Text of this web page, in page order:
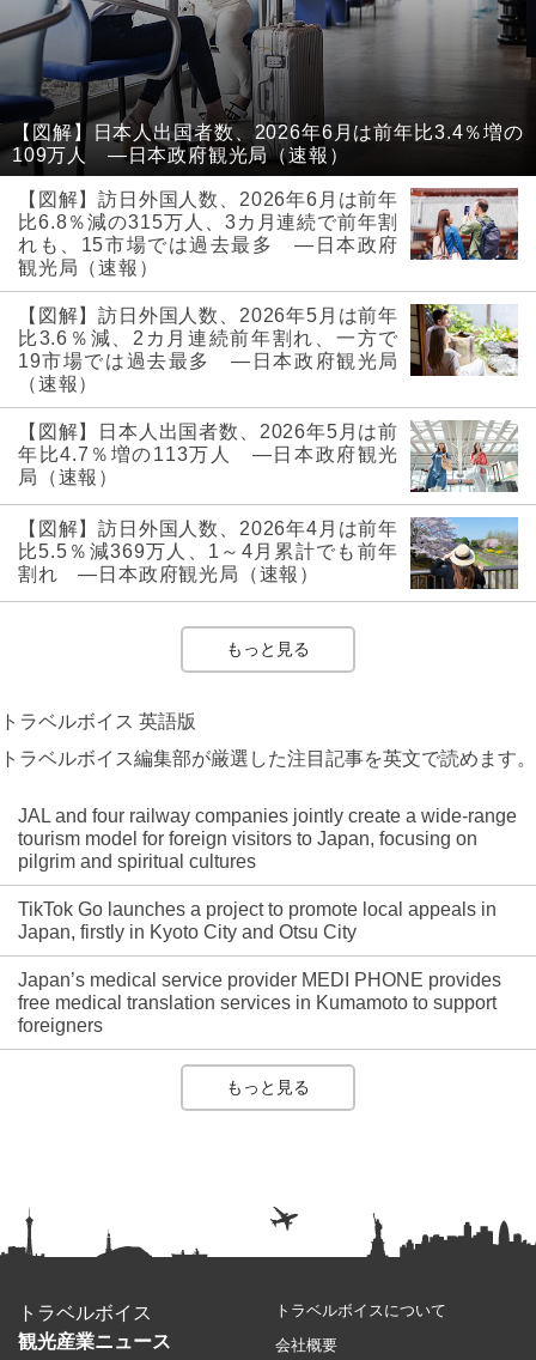
【図解】日本人出国者数、2026年6月は前年比3.4％増の
109万人 ―日本政府観光局（速報）
【図解】訪日外国人数、2026年6月は前年
比6.8％減の315万人、3カ月連続で前年割
れも、15市場では過去最多 ―日本政府
観光局（速報）
【図解】訪日外国人数、2026年5月は前年
比3.6％減、2カ月連続前年割れ、一方で
19市場では過去最多 ―日本政府観光局
（速報）
【図解】日本人出国者数、2026年5月は前
年比4.7％増の113万人 ―日本政府観光
局（速報）
【図解】訪日外国人数、2026年4月は前年
比5.5％減369万人、1～4月累計でも前年
割れ ―日本政府観光局（速報）
もっと見る
トラベルボイス 英語版
トラベルボイス編集部が厳選した注目記事を英文で読めます。
JAL and four railway companies jointly create a wide-range
tourism model for foreign visitors to Japan, focusing on
pilgrim and spiritual cultures
TikTok Go launches a project to promote local appeals in
Japan, firstly in Kyoto City and Otsu City
Japan’s medical service provider MEDI PHONE provides
free medical translation services in Kumamoto to support
foreigners
もっと見る
トラベルボイス
観光産業ニュース
トラベルボイスについて
会社概要